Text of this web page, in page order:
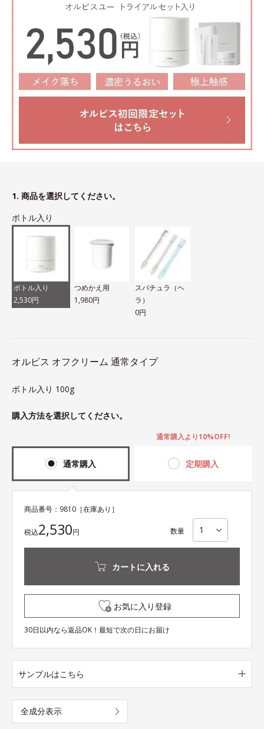
1. 商品を選択してください。
ボトル入り
ボトル入り
2,530円
つめかえ用
1,980円
スパチュラ（ヘ
ラ）
0円
オルビス オフクリーム 通常タイプ
ボトル入り 100g
購入方法を選択してください。
通常購入 定期購入
通常購入より10%OFF!
商品番号： 9810 ［在庫あり］
税込2,530円 数量
カートに入れる
お気に入り登録
30日以内なら返品OK！最短で次の日にお届け
サンプルはこちら
全成分表示